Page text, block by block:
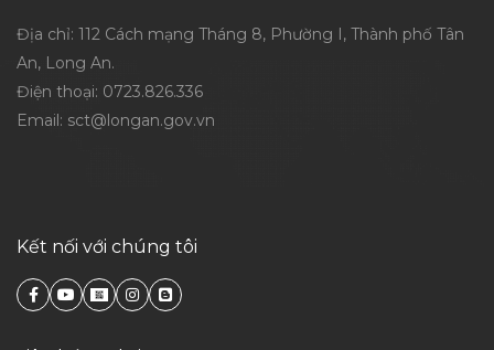
Địa chỉ: 112 Cách mạng Tháng 8, Phường I, Thành phố Tân
An, Long An.
Điện thoại: 0723.826.336
Email: sct@longan.gov.vn
Kết nối với chúng tôi